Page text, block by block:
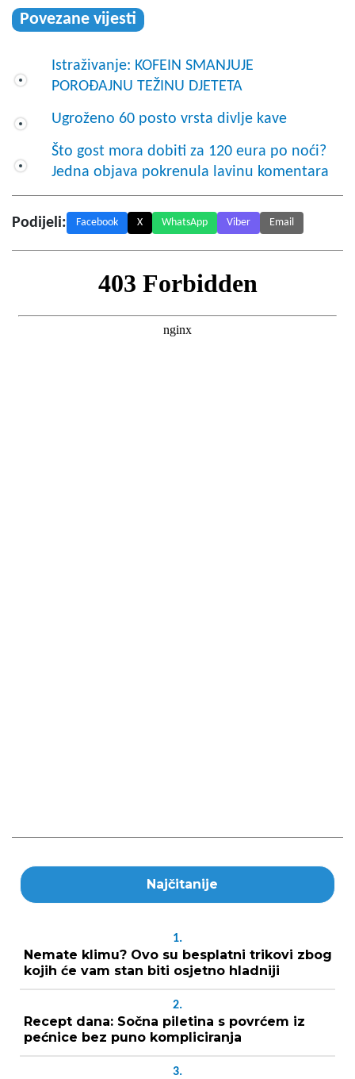
Povezane vijesti
Istraživanje: KOFEIN SMANJUJE
POROĐAJNU TEŽINU DJETETA
Ugroženo 60 posto vrsta divlje kave
Što gost mora dobiti za 120 eura po noći?
Jedna objava pokrenula lavinu komentara
Podijeli: Facebook X WhatsApp Viber Email
Najčitanije
1.
Nemate klimu? Ovo su besplatni trikovi zbog
kojih će vam stan biti osjetno hladniji
2.
Recept dana: Sočna piletina s povrćem iz
pećnice bez puno kompliciranja
3.